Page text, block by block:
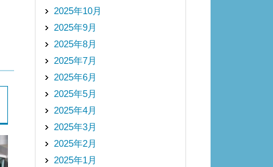
2025年10月
2025年9月
2025年8月
2025年7月
2025年6月
2025年5月
2025年4月
2025年3月
2025年2月
2025年1月